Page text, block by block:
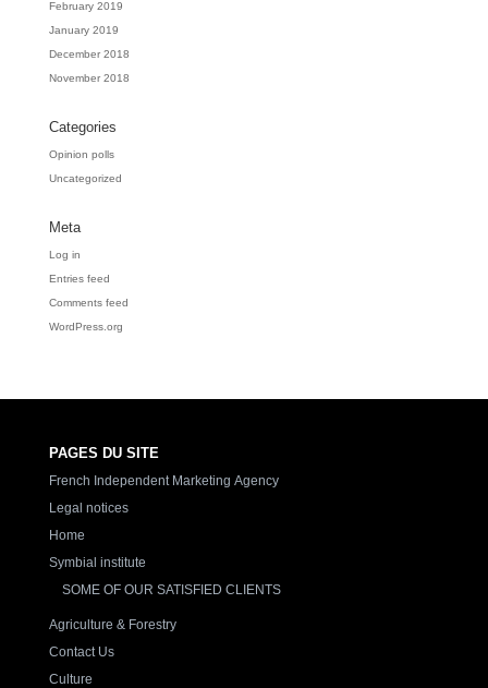
February 2019
January 2019
December 2018
November 2018
Categories
Opinion polls
Uncategorized
Meta
Log in
Entries feed
Comments feed
WordPress.org
PAGES DU SITE
French Independent Marketing Agency
Legal notices
Home
Symbial institute
SOME OF OUR SATISFIED CLIENTS
Agriculture & Forestry
Contact Us
Culture